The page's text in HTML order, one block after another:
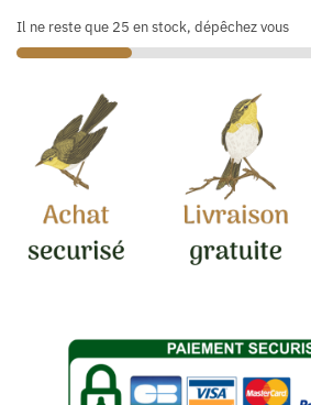
Il ne reste que 25 en stock, dépêchez vous